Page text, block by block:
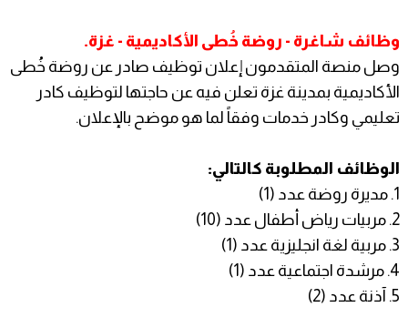
وظائف شاغرة - روضة خُطى الأكاديمية - غزة.
وصل منصة المتقدمون إعلان توظيف صادر عن روضة خُطى
الأكاديمية بمدينة غزة تعلن فيه عن حاجتها لتوظيف كادر
تعليمي وكادر خدمات وفقاً لما هو موضح بالإعلان.
الوظائف المطلوبة كالتالي:
1. مديرة روضة عدد (1)
2. مربيات رياض أطفال عدد (10)
3. مربية لغة انجليزية عدد (1)
4. مرشدة اجتماعية عدد (1)
5. آذنة عدد (2)